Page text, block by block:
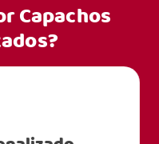
Capachos